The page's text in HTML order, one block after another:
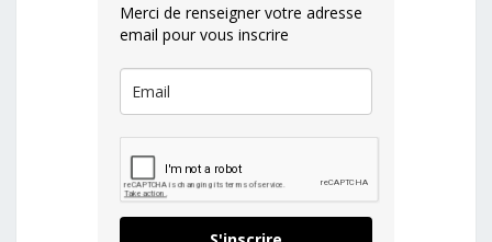
Merci de renseigner votre adresse
email pour vous inscrire